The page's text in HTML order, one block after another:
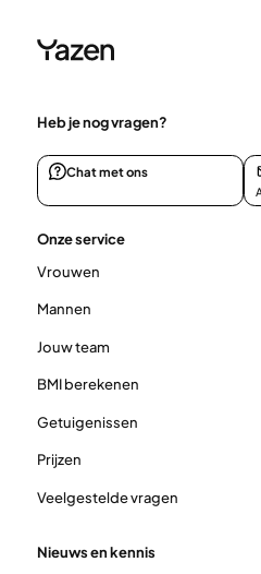
Heb je nog vragen?
Chat met ons
Onze service
Vrouwen
Mannen
Jouw team
BMI berekenen
Getuigenissen
Prijzen
Veelgestelde vragen
Nieuws en kennis